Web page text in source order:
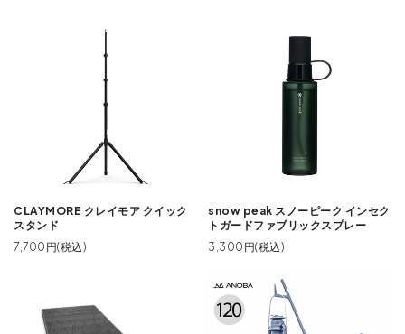
CLAYMORE クレイモア クイック
スタンド
7,700円(税込)
snow peak スノーピーク インセク
トガードファブリックスプレー
3,300円(税込)